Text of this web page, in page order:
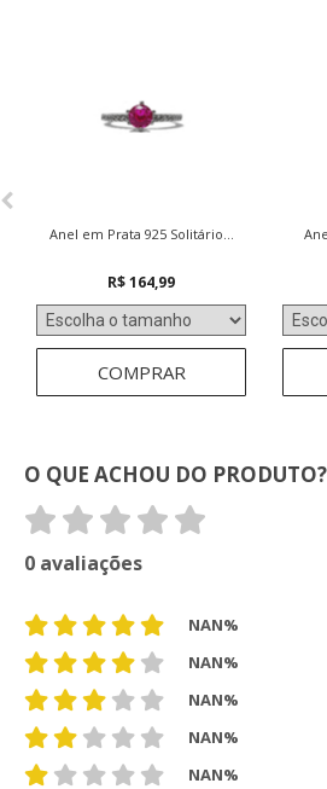
Anel em Prata 925 Solitário...
R$ 164,99
COMPRAR
O QUE ACHOU DO PRODUTO?
0 avaliações
NAN%
NAN%
NAN%
NAN%
NAN%